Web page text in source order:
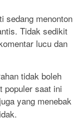
sedang menonton
Tidak sedikit
lucu dan
tidak boleh
populer saat ini
yang menebak